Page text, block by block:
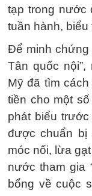
tạp trong nước
tuần hành, biểu
Để minh chứng
Tân quốc
Mỹ đã tìm
tiền cho một
phát biểu
được chuẩn bị
móc nối, lừa
nước tham gia
bổng về cuộc